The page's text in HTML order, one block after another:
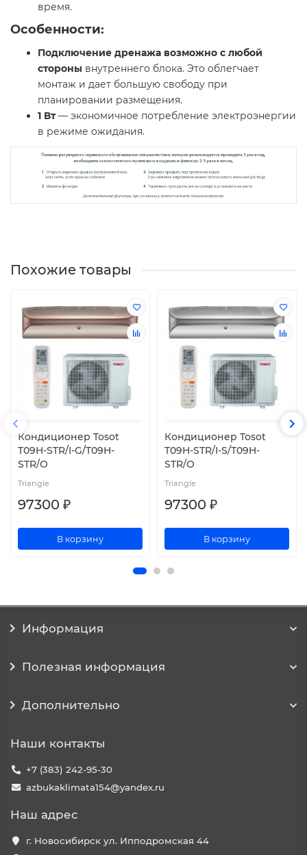
время.
Особенности:
Подключение дренажа возможно с любой
стороны внутреннего блока. Это облегчает
монтаж и дает большую свободу при
планировании размещения.
1 Вт— экономичное потребление электроэнергии
в режиме ожидания.
Похожие товары
Кондиционер Tosot
T09H-STR/I-G/T09H-
STR/O
Triangle
97300 ₽
В корзину
Кондиционер Tosot
T09H-STR/I-S/T09H-
STR/O
Triangle
97300 ₽
В корзину
Информация
Полезная информация
Дополнительно
Наши контакты
+7 (383) 242-95-30
azbukaklimata154@yandex.ru
Наш адрес
г. Новосибирск ул. Ипподромская 44